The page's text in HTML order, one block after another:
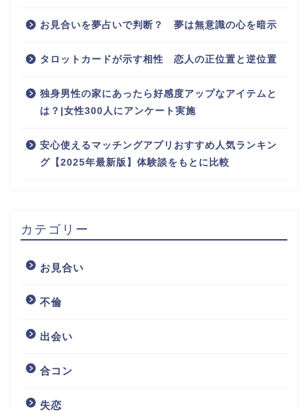
お見合いを夢占いで判断？ 夢は無意識の心を暗示
タロットカードが示す相性 恋人の正位置と逆位置
独身男性の家にあったら好感度アップなアイテムと
は？|女性300人にアンケート実施
安心使えるマッチングアプリおすすめ人気ランキン
グ【2025年最新版】体験談をもとに比較
カテゴリー
お見合い
不倫
出会い
合コン
失恋